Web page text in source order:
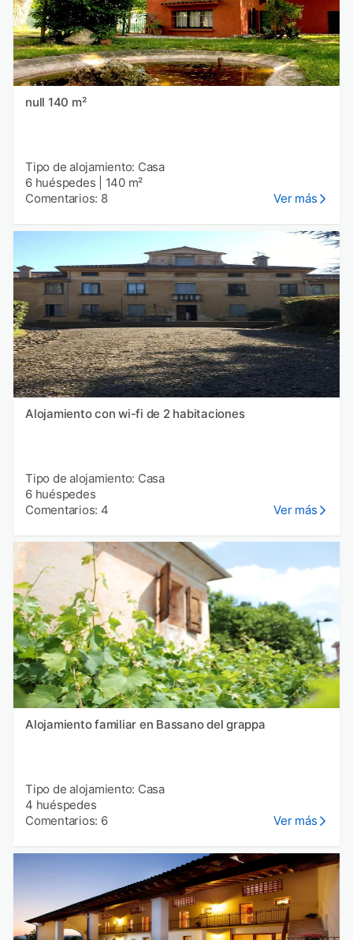
null 140 m²
Tipo de alojamiento: Casa
6 huéspedes
140 m²
Comentarios: 8
Ver más
Alojamiento con wi-fi de 2 habitaciones
Tipo de alojamiento: Casa
6 huéspedes
Comentarios: 4
Ver más
Alojamiento familiar en Bassano del grappa
Tipo de alojamiento: Casa
4 huéspedes
Comentarios: 6
Ver más